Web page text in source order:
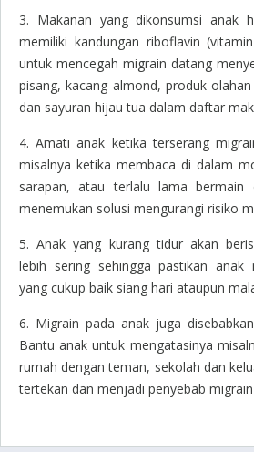
3. Makanan yang dikonsumsi anak
memiliki kandungan riboflavin
untuk mencegah migrain datang
pisang, kacang almond, produk
dan sayuran hijau tua dalam daftar
4. Amati anak ketika terserang
misalnya ketika membaca di dalam
sarapan, atau terlalu lama bermain
menemukan solusi mengurangi risiko
5. Anak yang kurang tidur akan
lebih sering sehingga pastikan
yang cukup baik siang hari ataupun
6. Migrain pada anak juga
Bantu anak untuk mengatasinya
rumah dengan teman, sekolah dan
tertekan dan menjadi penyebab